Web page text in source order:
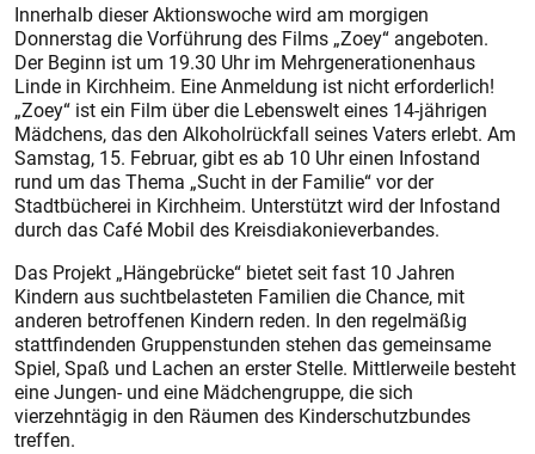
Innerhalb dieser Aktionswoche wird am morgigen
Donnerstag die Vorführung des Films „Zoey“ angeboten.
Der Beginn ist um 19.30 Uhr im Mehrgenerationenhaus
Linde in Kirchheim. Eine Anmeldung ist nicht erforderlich!
„Zoey“ ist ein Film über die Lebenswelt eines 14-jährigen
Mädchens, das den Alkoholrückfall seines Vaters erlebt. Am
Samstag, 15. Februar, gibt es ab 10 Uhr einen Infostand
rund um das Thema „Sucht in der Familie“ vor der
Stadtbücherei in Kirchheim. Unterstützt wird der Infostand
durch das Café Mobil des Kreisdiakonieverbandes.
Das Projekt „Hängebrücke“ bietet seit fast 10 Jahren
Kindern aus suchtbelasteten Familien die Chance, mit
anderen betroffenen Kindern reden. In den regelmäßig
stattfindenden Gruppenstunden stehen das gemeinsame
Spiel, Spaß und Lachen an erster Stelle. Mittlerweile besteht
eine Jungen- und eine Mädchengruppe, die sich
vierzehntägig in den Räumen des Kinderschutzbundes
treffen.